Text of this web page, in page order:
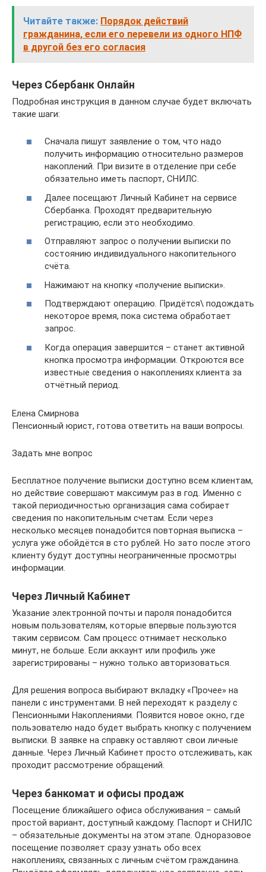
Читайте также: Порядок действий
гражданина, если его перевели из одного НПФ
в другой без его согласия
Через Сбербанк Онлайн
Подробная инструкция в данном случае будет включать
такие шаги:
Сначала пишут заявление о том, что надо
получить информацию относительно размеров
накоплений. При визите в отделение при себе
обязательно иметь паспорт, СНИЛС.
Далее посещают Личный Кабинет на сервисе
Сбербанка. Проходят предварительную
регистрацию, если это необходимо.
Отправляют запрос о получении выписки по
состоянию индивидуального накопительного
счёта.
Нажимают на кнопку «получение выписки».
Подтверждают операцию. Придётся\ подождать
некоторое время, пока система обработает
запрос.
Когда операция завершится – станет активной
кнопка просмотра информации. Откроются все
известные сведения о накоплениях клиента за
отчётный период.
Елена Смирнова
Пенсионный юрист, готова ответить на ваши вопросы.
Задать мне вопрос
Бесплатное получение выписки доступно всем клиентам,
но действие совершают максимум раз в год. Именно с
такой периодичностью организация сама собирает
сведения по накопительным счетам. Если через
несколько месяцев понадобится повторная выписка –
услуга уже обойдётся в сто рублей. Но зато после этого
клиенту будут доступны неограниченные просмотры
информации.
Через Личный Кабинет
Указание электронной почты и пароля понадобится
новым пользователям, которые впервые пользуются
таким сервисом. Сам процесс отнимает несколько
минут, не больше. Если аккаунт или профиль уже
зарегистрированы – нужно только авторизоваться.
Для решения вопроса выбирают вкладку «Прочее» на
панели с инструментами. В ней переходят к разделу с
Пенсионными Накоплениями. Появится новое окно, где
пользователю надо будет выбрать кнопку с получением
выписки. В заявке на справку оставляют свои личные
данные. Через Личный Кабинет просто отслеживать, как
проходит рассмотрение обращений.
Через банкомат и офисы продаж
Посещение ближайшего офиса обслуживания – самый
простой вариант, доступный каждому. Паспорт и СНИЛС
– обязательные документы на этом этапе. Одноразовое
посещение позволяет сразу узнать обо всех
накоплениях, связанных с личным счётом гражданина.